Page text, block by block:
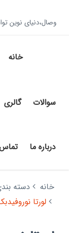
وصال،دنیای نوین
خانه
سوالات گالری
درباره ما تماس
خانه دسته
لورتا